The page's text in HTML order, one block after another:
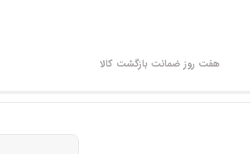
هفت روز ضمانت بازگشت کالا